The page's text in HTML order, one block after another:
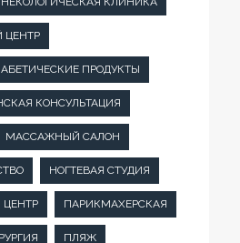
ЦЕНТР
ПРОДУКТЫ
КОНСУЛЬТАЦИЯ
МАССАЖНЫЙ САЛОН
НОГТЕВАЯ СТУДИЯ
ЦЕНТР ПАРИКМАХЕРСКАЯ
ПЛЯЖ